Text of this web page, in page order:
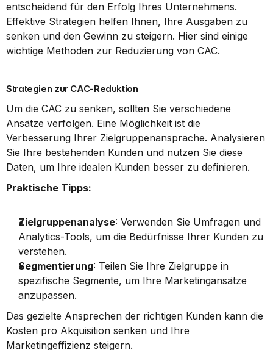
entscheidend für den Erfolg Ihres Unternehmens.
Effektive Strategien helfen Ihnen, Ihre Ausgaben zu
senken und den Gewinn zu steigern. Hier sind einige
wichtige Methoden zur Reduzierung von CAC.
Strategien zur CAC-Reduktion
Um die CAC zu senken, sollten Sie verschiedene
Ansätze verfolgen. Eine Möglichkeit ist die
Verbesserung Ihrer Zielgruppenansprache. Analysieren
Sie Ihre bestehenden Kunden und nutzen Sie diese
Daten, um Ihre idealen Kunden besser zu definieren.
Praktische Tipps:
Zielgruppenanalyse: Verwenden Sie Umfragen und
Analytics-Tools, um die Bedürfnisse Ihrer Kunden zu
verstehen.
Segmentierung: Teilen Sie Ihre Zielgruppe in
spezifische Segmente, um Ihre Marketingansätze
anzupassen.
Das gezielte Ansprechen der richtigen Kunden kann die
Kosten pro Akquisition senken und Ihre
Marketingeffizienz steigern.